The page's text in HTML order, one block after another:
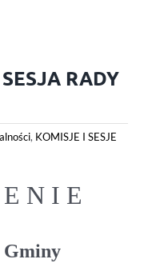
RADY
, KOMISJE I SESJE
N I E
Gminy